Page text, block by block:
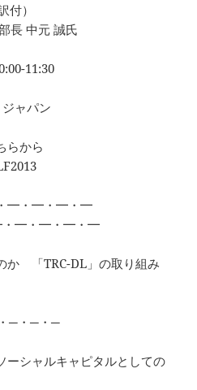
）
長 中元 誠氏
11:30
ャパン
らから
━・━・━・━
・━・━・━・━
か 「TRC-DL」の取り組み
─・─・─
ーシャルキャピタルとしての